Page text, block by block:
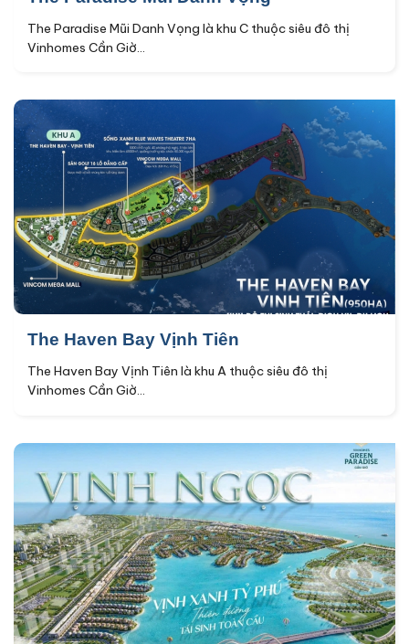
The Paradise Mũi Danh Vọng là khu C thuộc siêu đô thị
Vinhomes Cần Giờ...
The Haven Bay Vịnh Tiên
The Haven Bay Vịnh Tiên là khu A thuộc siêu đô thị
Vinhomes Cần Giờ...